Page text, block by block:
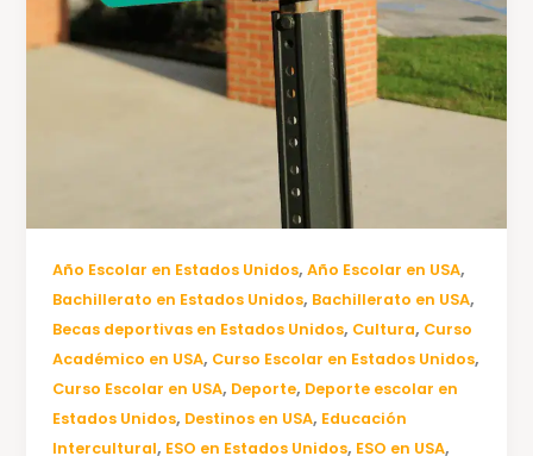
Año Escolar en Estados Unidos,Año Escolar en USA,
Bachillerato en Estados Unidos, Bachillerato en USA,
Becas deportivas en Estados Unidos, Cultura, Curso
Académico en USA, Curso Escolar en Estados Unidos,
Curso Escolar en USA, Deporte, Deporte escolar en
Estados Unidos, Destinos en USA, Educación
Intercultural, ESO en Estados Unidos, ESO en USA,